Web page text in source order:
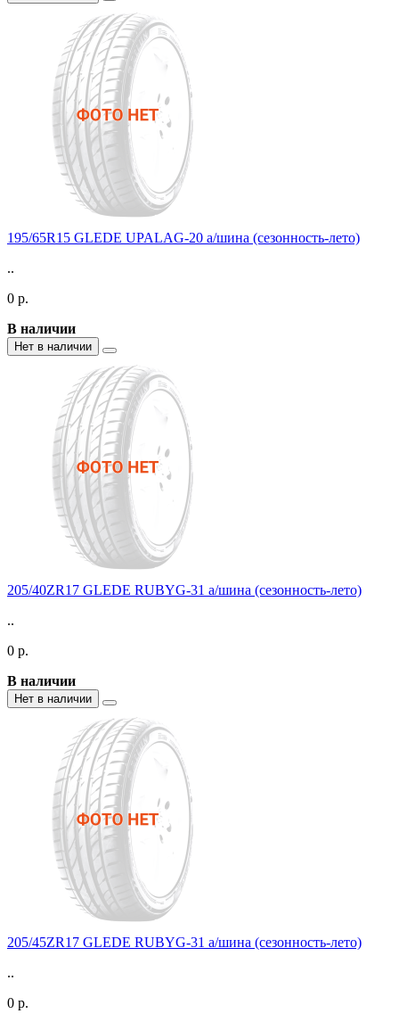
195/65R15 GLEDE UPALAG-20 а/шина (сезонность-лето)
..
0 р.
В наличии
Нет в наличии
205/40ZR17 GLEDE RUBYG-31 а/шина (сезонность-лето)
..
0 р.
В наличии
Нет в наличии
205/45ZR17 GLEDE RUBYG-31 а/шина (сезонность-лето)
..
0 р.